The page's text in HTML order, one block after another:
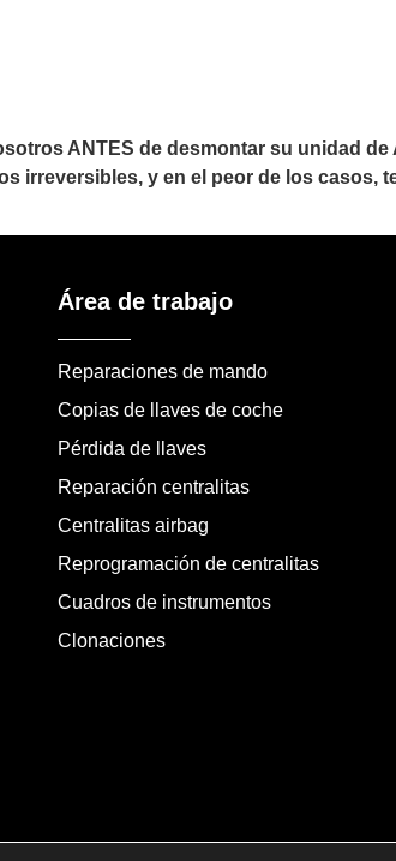
ANTES de desmontar su unidad
irreversibles, y en el peor de los casos,
Área de trabajo
Reparaciones de mando
Copias de llaves de coche
Pérdida de llaves
Reparación centralitas
Centralitas airbag
Reprogramación de centralitas
Cuadros de instrumentos
Clonaciones